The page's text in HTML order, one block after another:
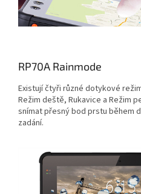
RP70A Rainmode
Existují čtyři různé dotykové
Režim deště, Rukavice a Režim
snímat přesný bod prstu během
zadání.